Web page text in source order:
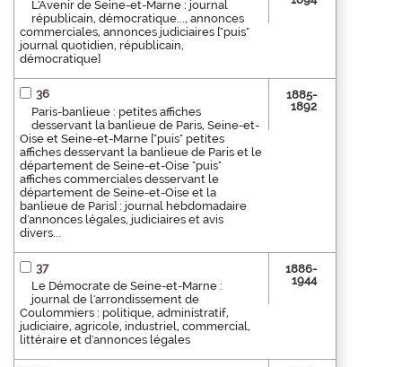
L'Avenir de Seine-et-Marne : journal
républicain, démocratique..., annonces
commerciales, annonces judiciaires ["puis"
journal quotidien, républicain,
démocratique]
36
Paris-banlieue : petites affiches
desservant la banlieue de Paris, Seine-et-
Oise et Seine-et-Marne ["puis" petites
affiches desservant la banlieue de Paris et le
département de Seine-et-Oise "puis"
affiches commerciales desservant le
département de Seine-et-Oise et la
banlieue de Paris] : journal hebdomadaire
d'annonces légales, judiciaires et avis
divers...
1885-
1892
37
Le Démocrate de Seine-et-Marne :
journal de l'arrondissement de
Coulommiers : politique, administratif,
judiciaire, agricole, industriel, commercial,
littéraire et d'annonces légales
1886-
1944